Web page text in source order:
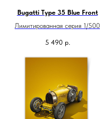
Bugatti Type 35 Blue Front
Лимитированная серия 1/500
5 490 р.